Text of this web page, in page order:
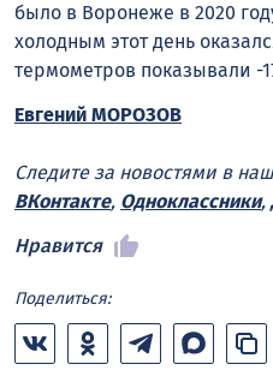
было в Воронеже в 2020
холодным этот день
термометров показывали -
Евгений МОРОЗОВ
Следите за новостями в
ВКонтакте, Одноклассники,
Нравится
Поделиться: